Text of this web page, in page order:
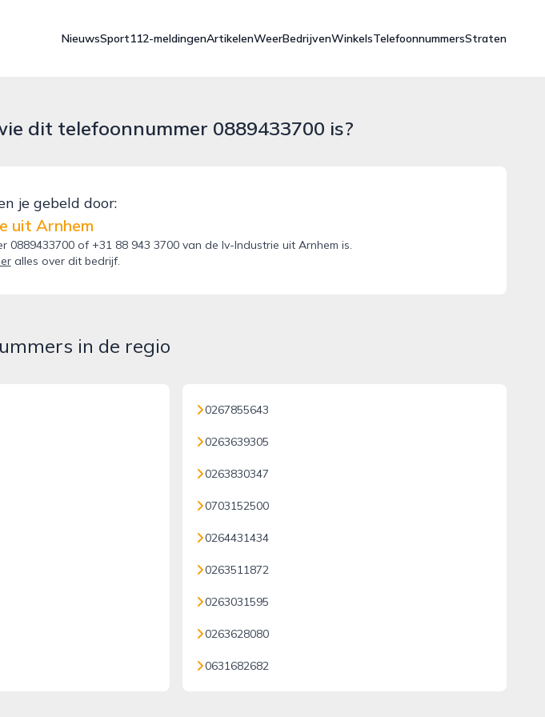
NieuwsSport112-meldingenArtikelenWeerBedrijvenWinkelsTelefoonnummersStraten
dit telefoonnummer 0889433700 is?
je gebeld door:
uit Arnhem
of +31 88 943 3700 van de Iv-Industrie uit Arnhem is.
alles over dit bedrijf.
in de regio
0267855643
0263639305
0263830347
0703152500
0264431434
0263511872
0263031595
0263628080
0631682682